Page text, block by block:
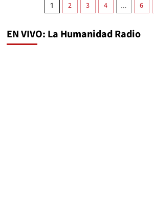
1 2 3 4 … 6
EN VIVO: La Humanidad Radio